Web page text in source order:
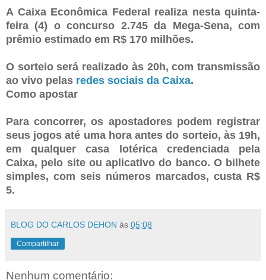
A Caixa Econômica Federal realiza nesta quinta-
feira (4) o concurso 2.745 da Mega-Sena, com
prêmio estimado em R$ 170 milhões.
O sorteio será realizado às 20h, com transmissão
ao vivo pelas redes sociais da Caixa.
Como apostar
Para concorrer, os apostadores podem registrar
seus jogos até uma hora antes do sorteio, às 19h,
em qualquer casa lotérica credenciada pela
Caixa, pelo site ou aplicativo do banco. O bilhete
simples, com seis números marcados, custa R$
5.
BLOG DO CARLOS DEHON às 05:08
Compartilhar
Nenhum comentário: